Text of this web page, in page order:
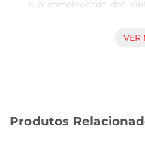
e a complexidade dos
coloração rubi
Ao degustar o Cálem
VER
Produtos